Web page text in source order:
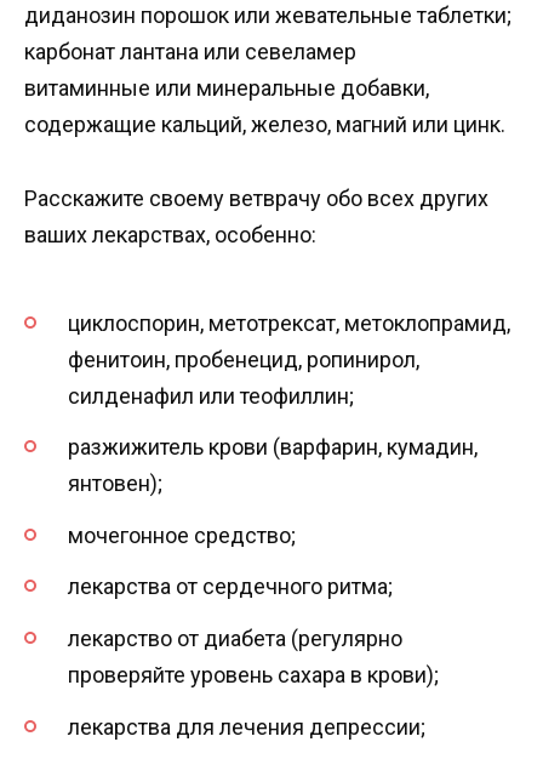
диданозин порошок или жевательные таблетки;
карбонат лантана или севеламер
витаминные или минеральные добавки,
содержащие кальций, железо, магний или цинк.
Расскажите своему ветврачу обо всех других
ваших лекарствах, особенно:
циклоспорин, метотрексат, метоклопрамид,
фенитоин, пробенецид, ропинирол,
силденафил или теофиллин;
разжижитель крови (варфарин, кумадин,
янтовен);
мочегонное средство;
лекарства от сердечного ритма;
лекарство от диабета (регулярно
проверяйте уровень сахара в крови);
лекарства для лечения депрессии;